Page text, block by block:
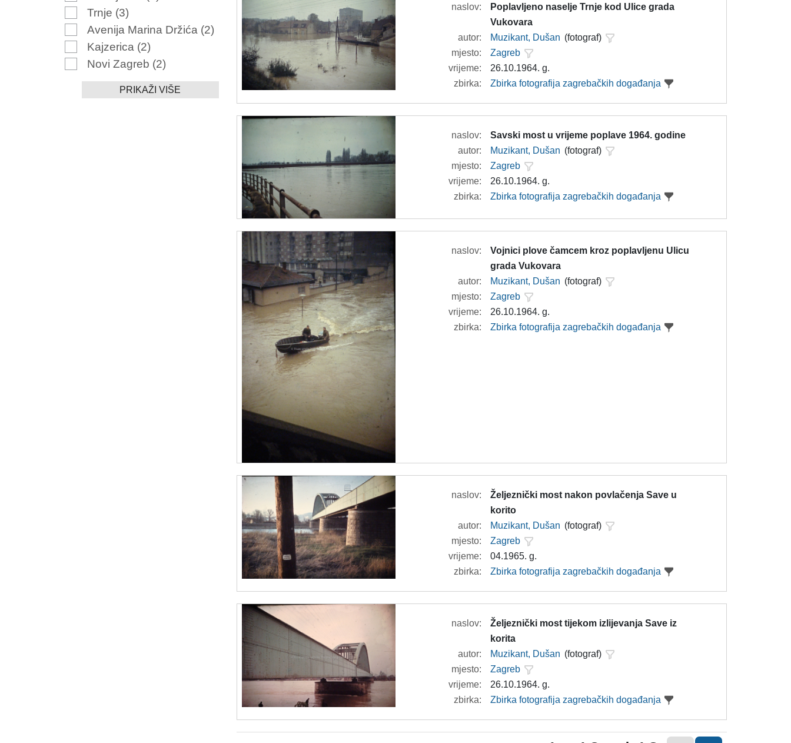
Trnje (3)
Avenija Marina Držića (2)
Kajzerica (2)
Novi Zagreb (2)
PRIKAŽI VIŠE
naslov:
Poplavljeno naselje Trnje kod Ulice grada
Vukovara
autor:
Muzikant, Dušan (fotograf)
mjesto:
Zagreb
vrijeme:
26.10.1964. g.
zbirka:
Zbirka fotografija zagrebačkih događanja
naslov:
Savski most u vrijeme poplave 1964. godine
autor:
Muzikant, Dušan (fotograf)
mjesto:
Zagreb
vrijeme:
26.10.1964. g.
zbirka:
Zbirka fotografija zagrebačkih događanja
naslov:
Vojnici plove čamcem kroz poplavljenu Ulicu
grada Vukovara
autor:
Muzikant, Dušan (fotograf)
mjesto:
Zagreb
vrijeme:
26.10.1964. g.
zbirka:
Zbirka fotografija zagrebačkih događanja
naslov:
Željeznički most nakon povlačenja Save u
korito
autor:
Muzikant, Dušan (fotograf)
mjesto:
Zagreb
vrijeme:
04.1965. g.
zbirka:
Zbirka fotografija zagrebačkih događanja
naslov:
Željeznički most tijekom izlijevanja Save iz
korita
autor:
Muzikant, Dušan (fotograf)
mjesto:
Zagreb
vrijeme:
26.10.1964. g.
zbirka:
Zbirka fotografija zagrebačkih događanja